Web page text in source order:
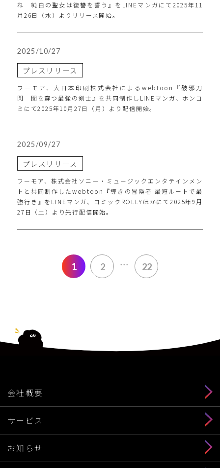
ね 純白の聖女は復讐を誓う』をLINEマンガにて2025年11
月26日（水）よりリリース開始。
2025/10/27
プレスリリース
フーモア、大日本印刷株式会社によるwebtoon『破邪刀
閃 闇を穿つ最強の剣士』を共同制作しLINEマンガ、ホンコ
ミにて2025年10月27日（月）より配信開始。
2025/09/27
プレスリリース
フーモア、株式会社ソニー・ミュージックエンタテインメン
トと共同制作したwebtoon『導きの冒険者 最短ルートで最
強行き』をLINEマンガ、コミックROLLYほかにて2025年9月
27日（土）より先行配信開始。
1 2 ... 22
会社概要
サービス
お知らせ